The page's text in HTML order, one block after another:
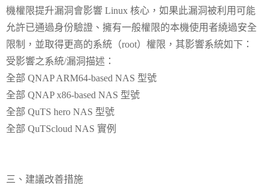
機權限提升漏洞會影響 Linux 核心，如果此漏洞被利用可能
允許已通過身份驗證、擁有一般權限的本機使用者繞過安全
限制，並取得更高的系統（root）權限，其影響系統如下：
受影響之系統/漏洞描述：
全部 QNAP ARM64-based NAS 型號
全部 QNAP x86-based NAS 型號
全部 QuTS hero NAS 型號
全部 QuTScloud NAS 實例
三、建議改善措施